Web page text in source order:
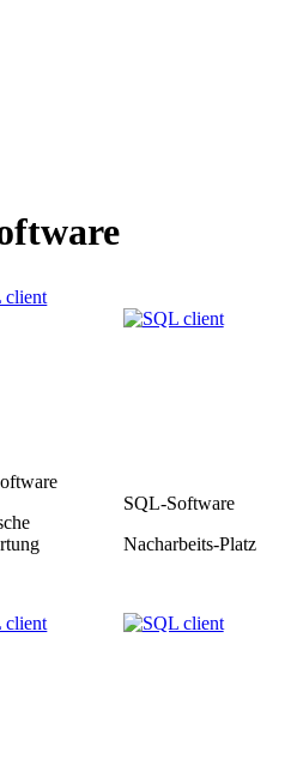
SQL-Software
Nacharbeits-Platz